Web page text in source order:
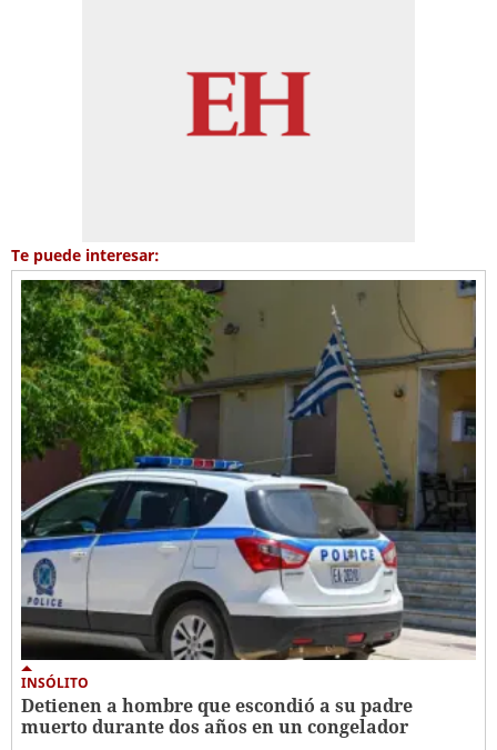
Te puede interesar:
INSÓLITO
Detienen a hombre que escondió a su padre
muerto durante dos años en un congelador